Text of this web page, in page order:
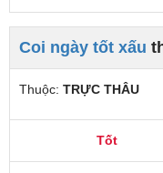
Coi ngày tốt xấu
Thuộc: TRỰC THÂU
Tốt